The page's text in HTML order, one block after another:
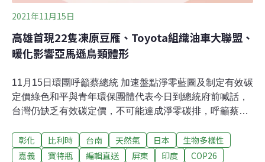
2021年11月15日
高雄首現22隻凍原豆雁、Toyota組織油車大聯盟、
暖化影響亞馬遜鳥類體形
11月15日環團呼籲蔡總統 加速盤點淨零藍圖及制定有效碳
定價綠色和平與青年環保團體代表今日到總統府前喊話，
台灣仍缺乏有效碳定價，不可能達成淨零碳排，呼籲蔡總
速減排行動，並遞交兩周內蒐集三百張民眾對碳定價議題
的建議與心願明信片。總統府代表傾聽環團訴求後收下集
彰化 比利時 台南 天然氣 日本
生物多樣性
嘉義
寶特瓶 編輯直送 屏東 印度
COP26